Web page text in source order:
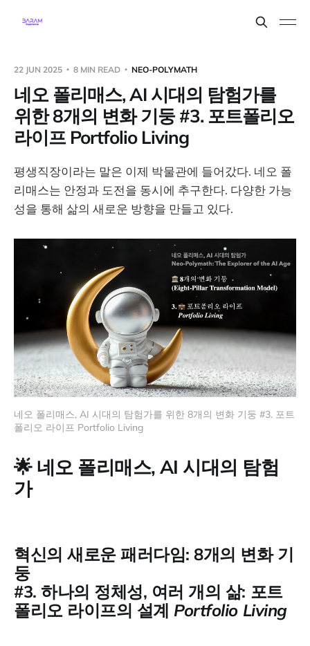
22 JUN 2025 8 MIN READ NEO-POLYMATH
네오 폴리매스, AI 시대의 탐험가를
위한 8개의 변화 기둥 #3. 포트폴리오
라이프 Portfolio Living
평생직장이라는 말은 이제 박물관에 들어갔다. 네오 폴
리매스는 안정과 도전을 동시에 추구한다. 다양한 가능
성을 통해 삶의 새로운 방향을 만들고 있다.
네오 폴리매스, AI 시대의 탐험가를 위한 8개의 변화 기둥 #3. 포트
폴리오 라이프 Portfolio Living
🌟 네오 폴리매스, AI 시대의 탐험
가
혁신의 새로운 패러다임: 8개의 변화 기
둥
#3. 하나의 정체성, 여러 개의 삶: 포트
폴리오 라이프의 설계 Portfolio Living